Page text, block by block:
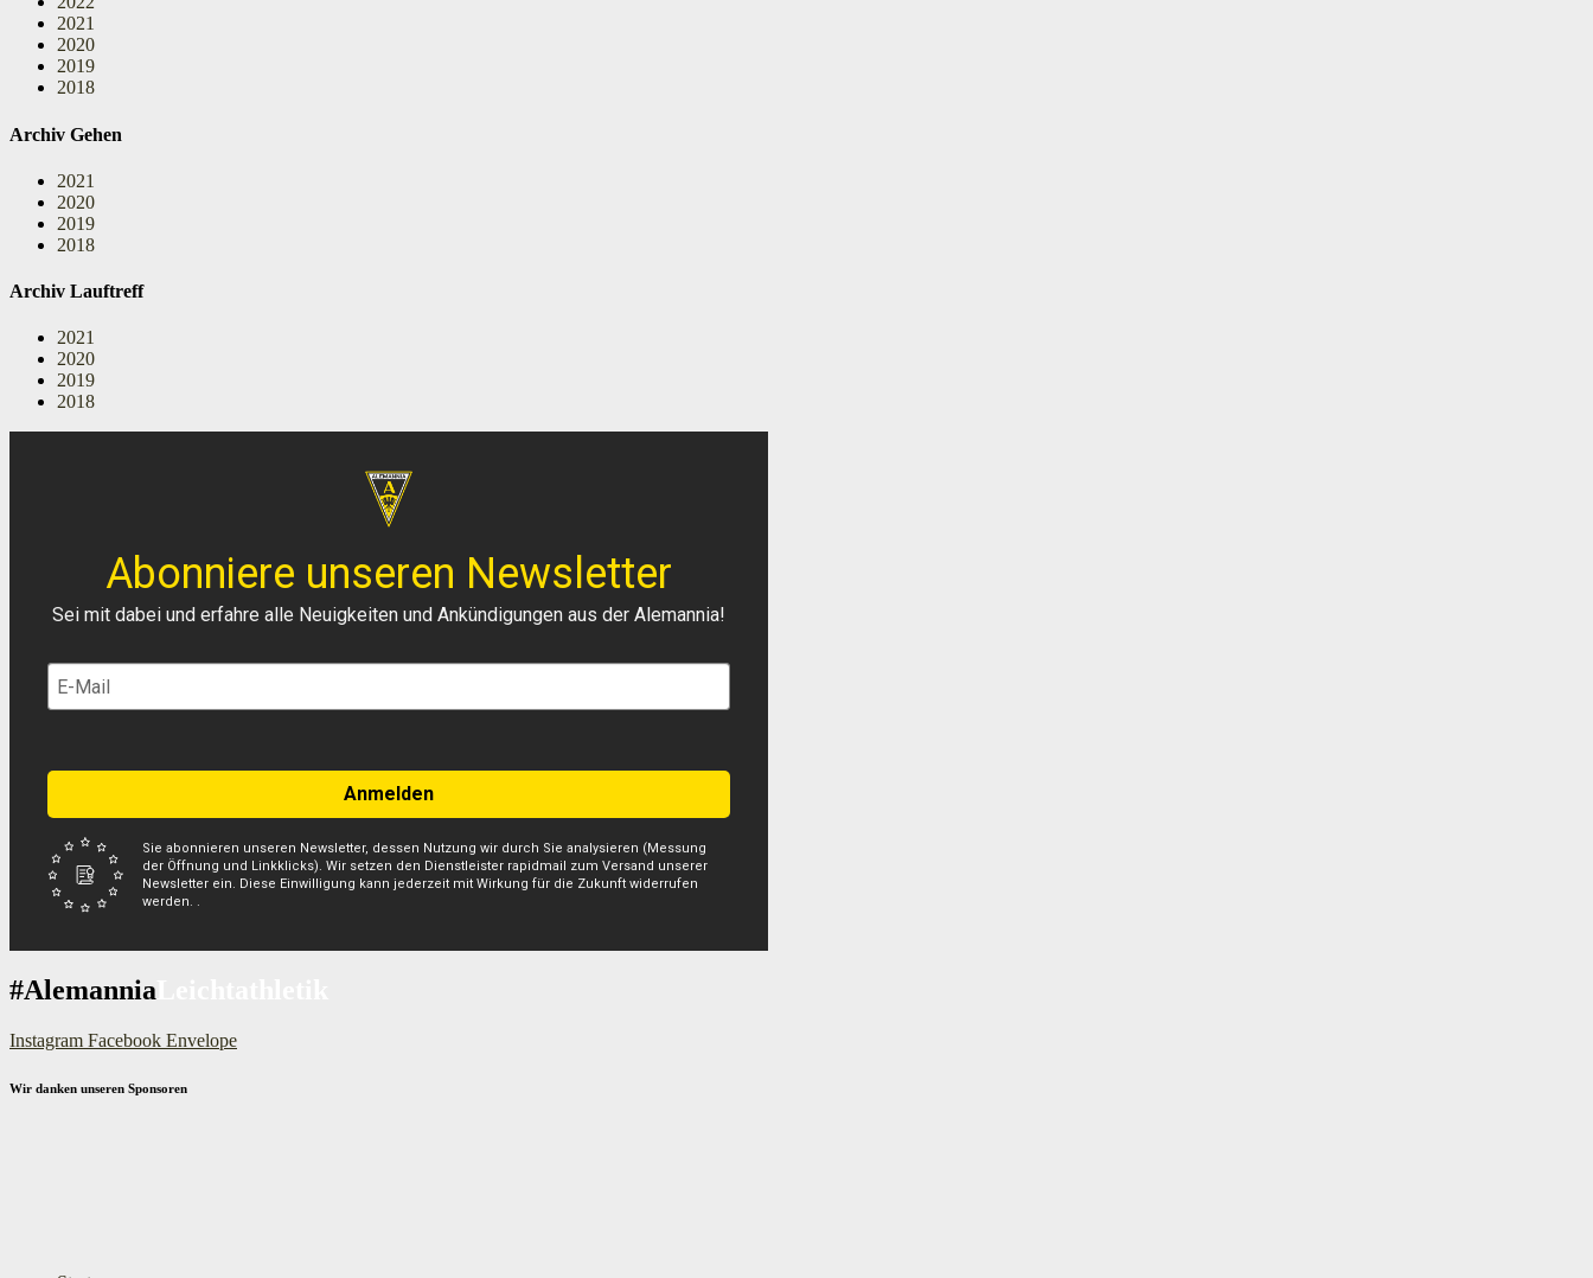
2021
2020
2019
2018
Archiv Gehen
2021
2020
2019
2018
Archiv Lauftreff
2021
2020
2019
2018
Abonniere unseren Newsletter
Sei mit dabei und erfahre alle Neuigkeiten und Ankündigungen aus der Alemannia!
Anmelden
Sie abonnieren unseren Newsletter, dessen Nutzung wir durch Sie analysieren (Messung
der Öffnung und Linkklicks). Wir setzen den Dienstleister rapidmail zum Versand unserer
Newsletter ein. Diese Einwilligung kann jederzeit mit Wirkung für die Zukunft widerrufen
werden. .
#Alemannia
Instagram Facebook Envelope
Wir danken unseren Sponsoren